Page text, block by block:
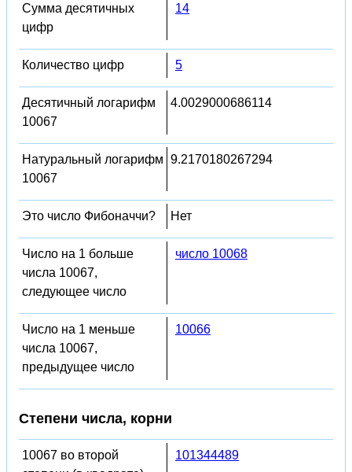
Сумма десятичных
цифр
14
Количество цифр 5
Десятичный логарифм
10067
4.0029000686114
Натуральный логарифм
10067
9.2170180267294
Это число Фибоначчи? Нет
Число на 1 больше
числа 10067,
следующее число
число 10068
Число на 1 меньше
числа 10067,
предыдущее число
10066
Степени числа, корни
10067 во второй
101344489